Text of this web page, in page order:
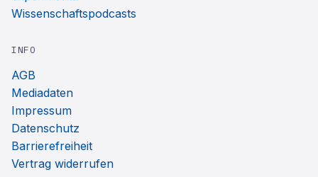
Wissenschaftspodcasts
INFO
AGB
Mediadaten
Impressum
Datenschutz
Barrierefreiheit
Vertrag widerrufen